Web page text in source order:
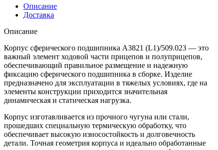
Описание
Доставка
Описание
Корпус сферического подшипника A3821 (L1)/509.023 — это
важный элемент ходовой части прицепов и полуприцепов,
обеспечивающий правильное размещение и надежную
фиксацию сферического подшипника в сборке. Изделие
предназначено для эксплуатации в тяжелых условиях, где на
элементы конструкции приходится значительная
динамическая и статическая нагрузка.
Корпус изготавливается из прочного чугуна или стали,
прошедших специальную термическую обработку, что
обеспечивает высокую износостойкость и долговечность
детали. Точная геометрия корпуса и идеально обработанные